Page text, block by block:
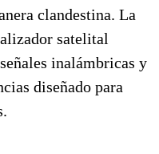
clandestina. La
satelital
inalámbricas y
diseñado para